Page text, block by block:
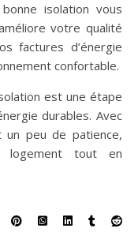
isolation vous
votre qualité
factures d’énergie
confortable.
est une étape
durables. Avec
un peu de patience,
logement tout en